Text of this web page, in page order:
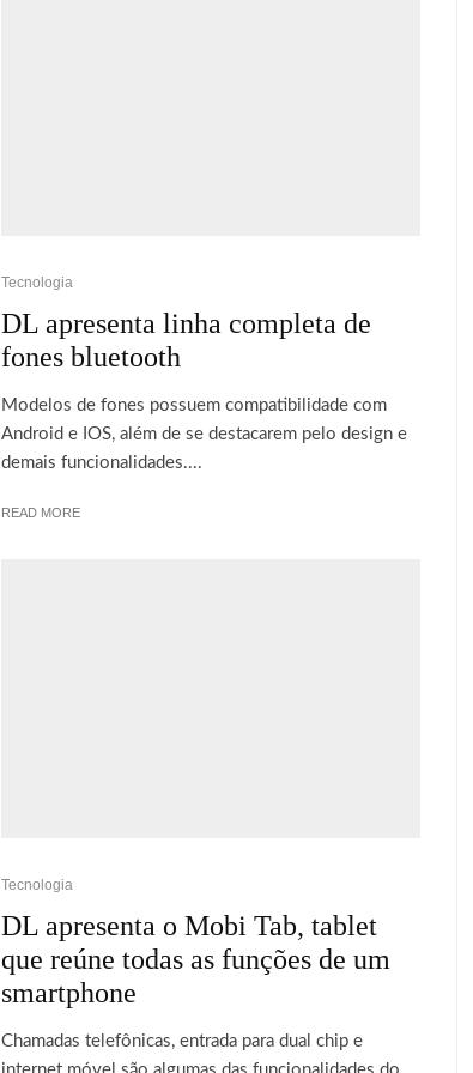
Tecnologia
DL apresenta linha completa de
fones bluetooth
Modelos de fones possuem compatibilidade com
Android e IOS, além de se destacarem pelo design e
demais funcionalidades....
READ MORE
Tecnologia
DL apresenta o Mobi Tab, tablet
que reúne todas as funções de um
smartphone
Chamadas telefônicas, entrada para dual chip e